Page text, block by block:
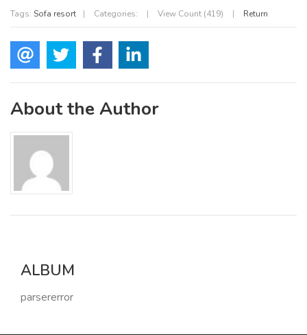
Tags: Sofa resort | Categories: | View Count (419) | Return
About the Author
ALBUM
parsererror